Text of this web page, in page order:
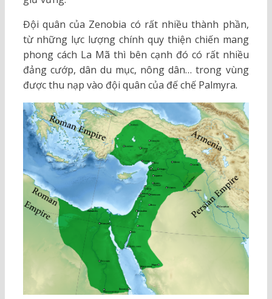
Đội quân của Zenobia có rất nhiều thành phần,
từ những lực lượng chính quy thiện chiến mang
phong cách La Mã thì bên cạnh đó có rất nhiều
đảng cướp, dân du mục, nông dân… trong vùng
được thu nạp vào đội quân của đế chế Palmyra.